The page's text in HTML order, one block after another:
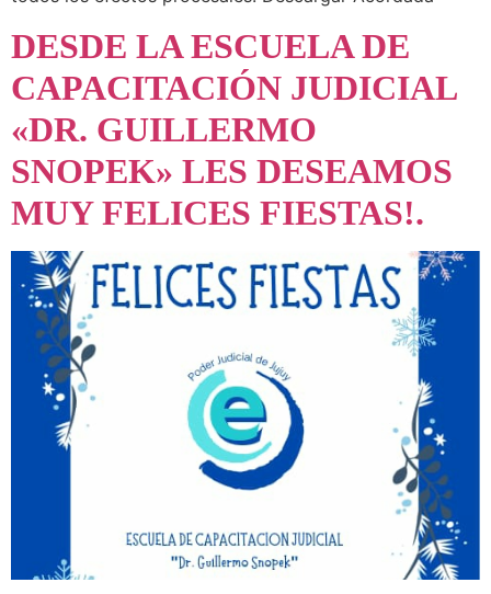
DESDE LA ESCUELA DE
CAPACITACIÓN JUDICIAL
«DR. GUILLERMO
SNOPEK» LES DESEAMOS
MUY FELICES FIESTAS!.